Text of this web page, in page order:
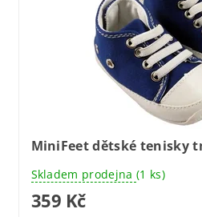
MiniFeet dětské tenisky
Skladem prodejna (1 ks)
359 Kč